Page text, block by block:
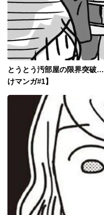
とうとう汚部屋の限界突破
けマンガ#1】